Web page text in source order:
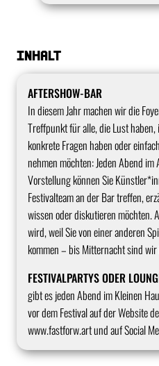
Inhalt
AFTERSHOW-BAR
In diesem Jahr machen wir die
Treffpunkt für alle, die Lust haben,
konkrete Fragen haben oder
nehmen möchten: Jeden Abend
Vorstellung können Sie
Festivalteam an der Bar treffen,
wissen oder diskutieren möchten.
wird, weil Sie von einer anderen
kommen – bis Mitternacht sind
FESTIVALPARTYS ODER
gibt es jeden Abend im Kleinen
vor dem Festival auf der Website
www.fastforw.artund auf Social